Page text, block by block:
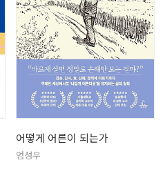
어떻게 어른이 되는가
엄성우